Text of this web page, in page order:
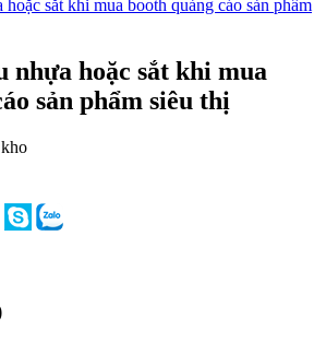
nhựa hoặc sắt khi mua
sản phẩm siêu thị